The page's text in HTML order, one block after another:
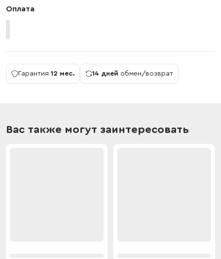
Оплата
Гарантия 12 мес. 14 дней обмен/возврат
Вас также могут заинтересовать